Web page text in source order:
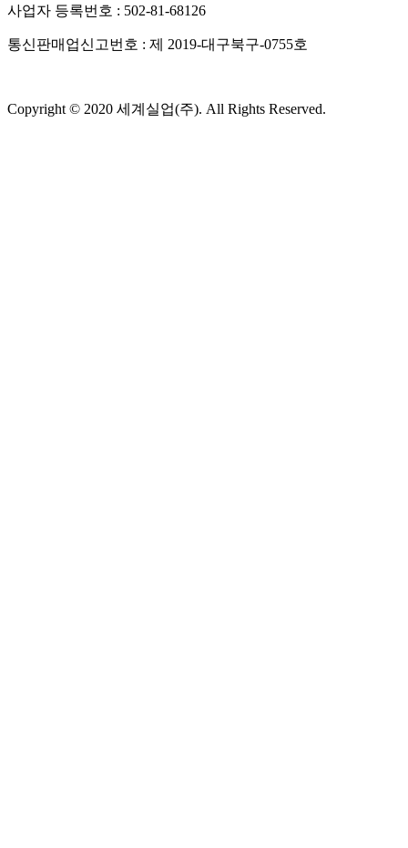
사업자 등록번호 : 502-81-68126
통신판매업신고번호 : 제 2019-대구북구-0755호
Copyright © 2020 세계실업(주). All Rights Reserved.